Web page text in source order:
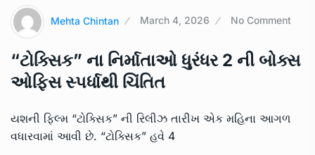
Mehta Chintan March 4, 2026 No Comment
“ટોક્સિક” ના નિર્માતાઓ ધુરંધર 2 ની બોક્સ
ઓફિસ સ્પર્ધાથી ચિંતિત
યશની ફિલ્મ “ટોક્સિક” ની રિલીઝ તારીખ એક મહિના આગળ
વધારવામાં આવી છે. “ટોક્સિક” હવે 4